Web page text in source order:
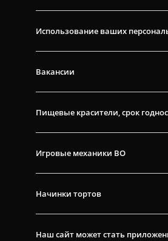
Использование ваших
Вакансии
Пищевые красители, срок
Игровые механики ВО
Начинки тортов
Наш сайт может стать